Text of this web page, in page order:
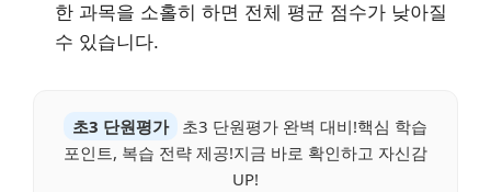
한 과목을 소홀히 하면 전체 평균 점수가 낮아질
수 있습니다.
초3 단원평가
초3 단원평가 완벽 대비!핵심 학습
포인트, 복습 전략 제공!지금 바로 확인하고 자신감
UP!